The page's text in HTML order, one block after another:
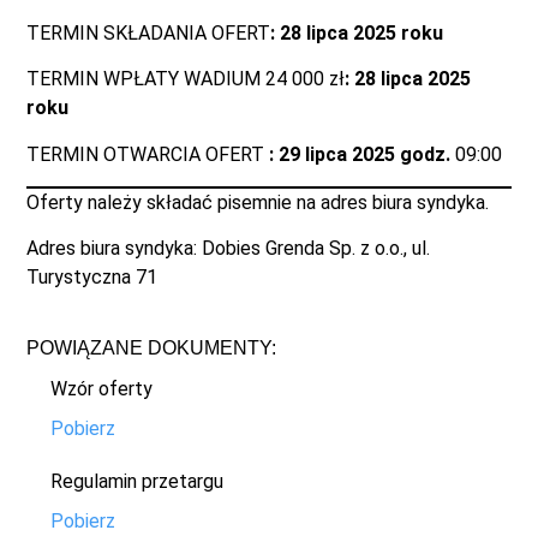
TERMIN SKŁADANIA OFERT: 28 lipca 2025 roku
TERMIN WPŁATY WADIUM 24 000 zł: 28 lipca 2025
roku
TERMIN OTWARCIA OFERT : 29 lipca 2025 godz.09:00
Oferty należy składać pisemnie na adres biura syndyka.
Adres biura syndyka: Dobies Grenda Sp. z o.o., ul.
Turystyczna 71
POWIĄZANE DOKUMENTY:
Wzór oferty
Pobierz
Regulamin przetargu
Pobierz